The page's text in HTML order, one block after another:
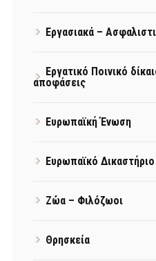
Εργασιακά –
Εργατικό Ποινικό
αποφάσεις
Ευρωπαϊκή Ένωση
Ευρωπαϊκό Δικαστήριο
Ζώα – Φιλόζωοι
Θρησκεία